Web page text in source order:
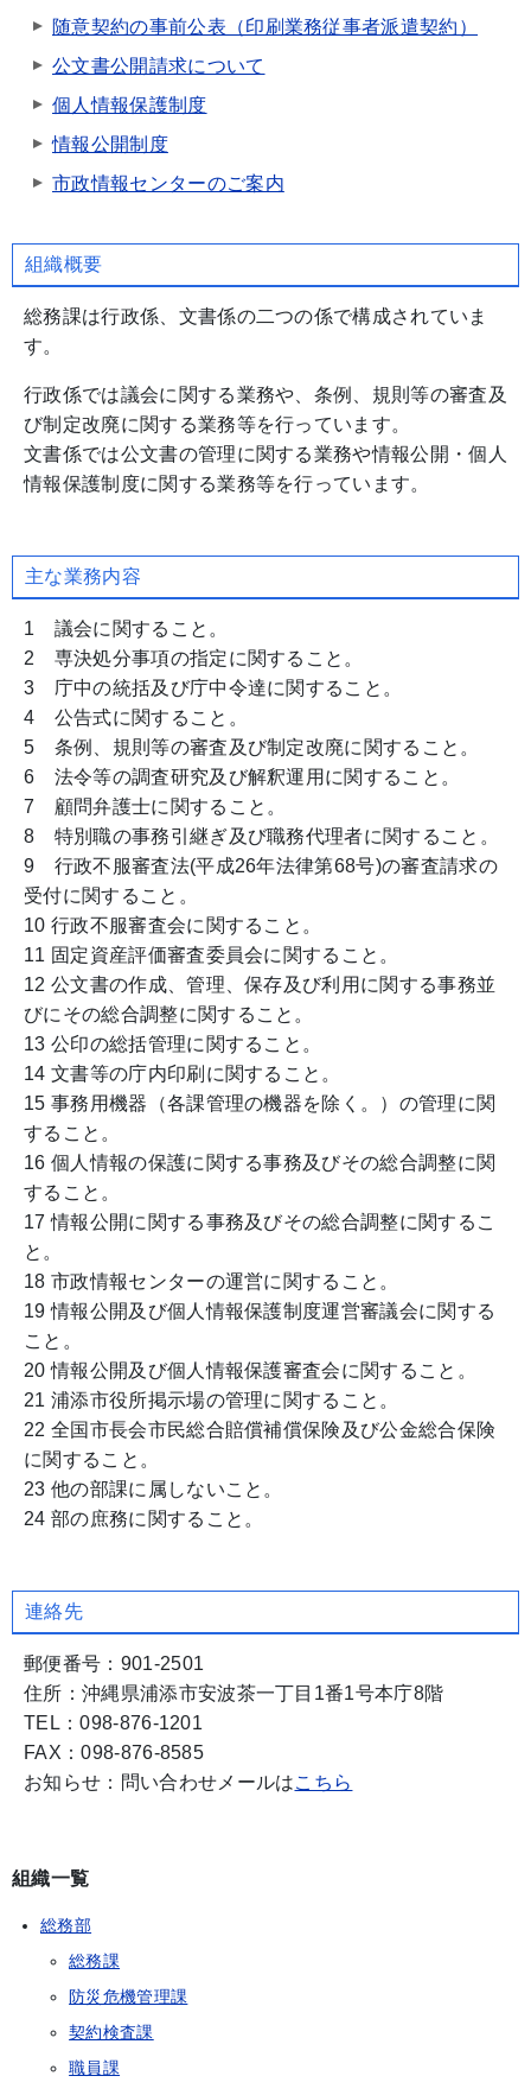
随意契約の事前公表（印刷業務従事者派遣契約）
公文書公開請求について
個人情報保護制度
情報公開制度
市政情報センターのご案内
組織概要
総務課は行政係、文書係の二つの係で構成されていま
す。
行政係では議会に関する業務や、条例、規則等の審査及
び制定改廃に関する業務等を行っています。
文書係では公文書の管理に関する業務や情報公開・個人
情報保護制度に関する業務等を行っています。
主な業務内容
1 議会に関すること。
2 専決処分事項の指定に関すること。
3 庁中の統括及び庁中令達に関すること。
4 公告式に関すること。
5 条例、規則等の審査及び制定改廃に関すること。
6 法令等の調査研究及び解釈運用に関すること。
7 顧問弁護士に関すること。
8 特別職の事務引継ぎ及び職務代理者に関すること。
9 行政不服審査法(平成26年法律第68号)の審査請求の
受付に関すること。
10 行政不服審査会に関すること。
11 固定資産評価審査委員会に関すること。
12 公文書の作成、管理、保存及び利用に関する事務並
びにその総合調整に関すること。
13 公印の総括管理に関すること。
14 文書等の庁内印刷に関すること。
15 事務用機器（各課管理の機器を除く。）の管理に関
すること。
16 個人情報の保護に関する事務及びその総合調整に関
すること。
17 情報公開に関する事務及びその総合調整に関するこ
と。
18 市政情報センターの運営に関すること。
19 情報公開及び個人情報保護制度運営審議会に関する
こと。
20 情報公開及び個人情報保護審査会に関すること。
21 浦添市役所掲示場の管理に関すること。
22 全国市長会市民総合賠償補償保険及び公金総合保険
に関すること。
23 他の部課に属しないこと。
24 部の庶務に関すること。
連絡先
郵便番号：901-2501
住所：沖縄県浦添市安波茶一丁目1番1号本庁8階
TEL：098-876-1201
FAX：098-876-8585
お知らせ：問い合わせメールはこちら
組織一覧
総務部
総務課
防災危機管理課
契約検査課
職員課